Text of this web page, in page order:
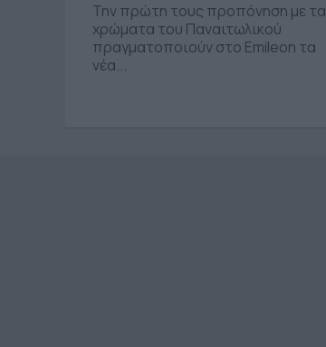
Την πρώτη τους προπόνηση με τα
χρώματα του Παναιτωλικού
πραγματοποιούν στο Emileon τα
νέα...